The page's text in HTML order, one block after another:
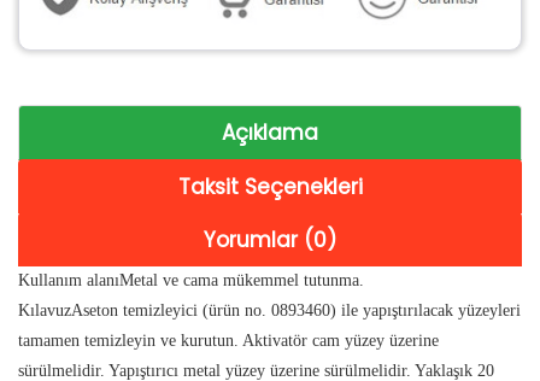
Açıklama
Taksit Seçenekleri
Yorumlar (0)
Kullanım alanıMetal ve cama mükemmel tutunma.
KılavuzAseton temizleyici (ürün no. 0893460) ile yapıştırılacak yüzeyleri
tamamen temizleyin ve kurutun. Aktivatör cam yüzey üzerine
sürülmelidir. Yapıştırıcı metal yüzey üzerine sürülmelidir. Yaklaşık 20